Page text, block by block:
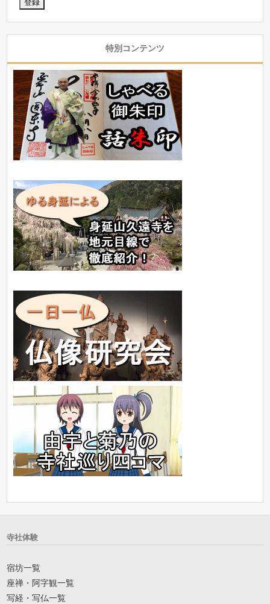
特別コンテンツ
寺社体験
宿坊一覧
座禅・阿字観一覧
写経・写仏一覧